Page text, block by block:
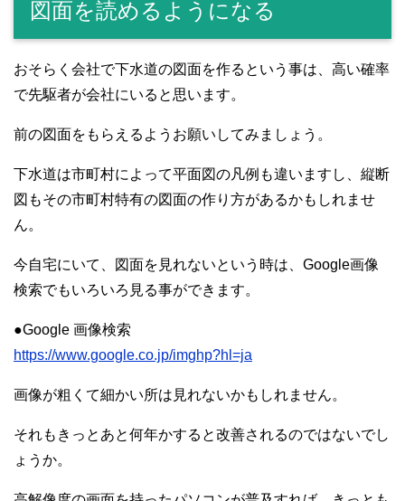
図面を読めるようになる
おそらく会社で下水道の図面を作るという事は、高い確率
で先駆者が会社にいると思います。
前の図面をもらえるようお願いしてみましょう。
下水道は市町村によって平面図の凡例も違いますし、縦断
図もその市町村特有の図面の作り方があるかもしれませ
ん。
今自宅にいて、図面を見れないという時は、Google画像
検索でもいろいろ見る事ができます。
●Google 画像検索
https://www.google.co.jp/imghp?hl=ja
画像が粗くて細かい所は見れないかもしれません。
それもきっとあと何年かすると改善されるのではないでし
ょうか。